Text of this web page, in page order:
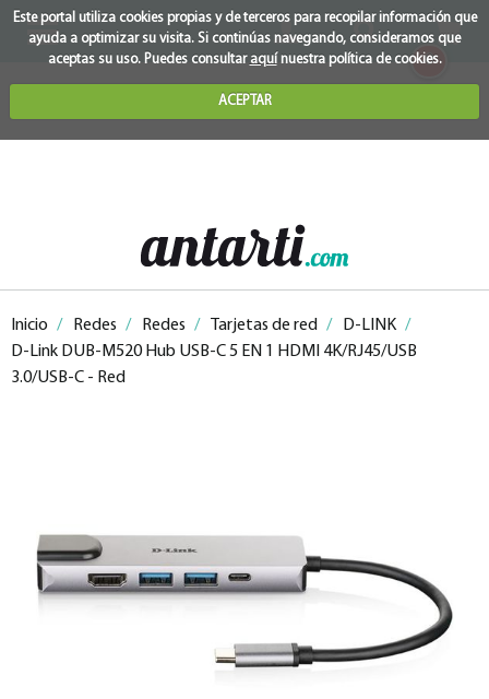
Este portal utiliza cookies propias y de terceros para recopilar información que
ayuda a optimizar su visita. Si continúas navegando, consideramos que
aceptas su uso. Puedes consultar aquínuestra política de cookies.
ACEPTAR
0
Inicio / Redes / Redes / Tarjetas de red / D-LINK /
D-Link DUB-M520 Hub USB-C 5 EN 1 HDMI 4K/RJ45/USB
3.0/USB-C - Red